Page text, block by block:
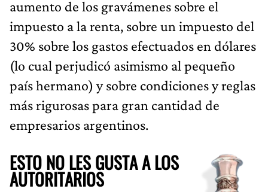
aumento de los gravámenes sobre el
impuesto a la renta, sobre un impuesto del
30% sobre los gastos efectuados en dólares
(lo cual perjudicó asimismo al pequeño
país hermano) y sobre condiciones y reglas
más rigurosas para gran cantidad de
empresarios argentinos.
ESTO NO LES GUSTA A LOS
AUTORITARIOS